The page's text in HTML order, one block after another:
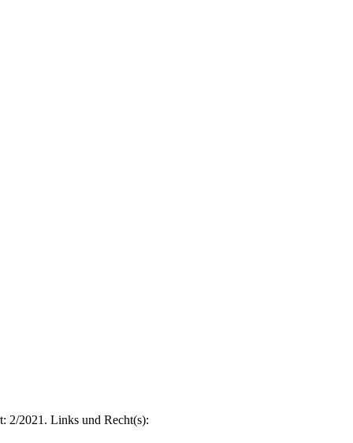
2/2021. Links und Recht(s):